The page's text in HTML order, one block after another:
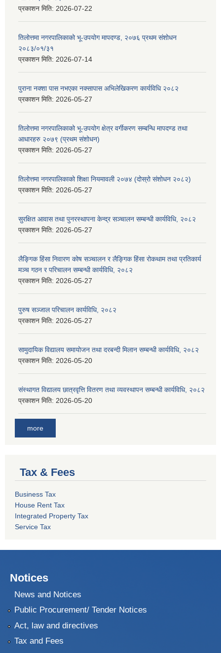
प्रकाशन मिति: 2026-07-22
तिलोत्तमा नगरपालिकाको भू-उपयोग मापदण्ड, २०७६ प्रथम संशोधन
२०८३/०१/३१
प्रकाशन मिति: 2026-07-14
पुराना नक्शा पास नभएका नक्सापास अभिलेखिकरण कार्यविधि २०८२
प्रकाशन मिति: 2026-05-27
तिलोत्तमा नगरपालिकाको भू-उपयोग क्षेत्र वर्गीकरण सम्बन्धि मापदण्ड तथा
आधारहरु २०७९ (प्रथम संशोधन)
प्रकाशन मिति: 2026-05-27
तिलोत्तमा नगरपालिकाको शिक्षा नियमावली २०७४ (दोस्रो संशोधन २०८२)
प्रकाशन मिति: 2026-05-27
सुरक्षित आवास तथा पुनरस्थापना केन्द्र सञ्चालन सम्बन्धी कार्यविधि, २०८२
प्रकाशन मिति: 2026-05-27
लैङ्गिक हिंसा निवारण कोष सञ्चालन र लैङ्गिक हिंसा रोकथाम तथा प्रतिकार्य
मञ्च गठन र परिचालन सम्बन्धी कार्यविधि, २०८२
प्रकाशन मिति: 2026-05-27
पुरुष सञ्जाल परिचालन कार्यविधि, २०८२
प्रकाशन मिति: 2026-05-27
सामुदायिक विद्यालय समायोजन तथा दरबन्दी मिलान सम्बन्धी कार्यविधि, २०८२
प्रकाशन मिति: 2026-05-20
संस्थागत विद्यालय छात्रवृत्ति वितरण तथा व्यवस्थापन सम्बन्धी कार्यविधि, २०८२
प्रकाशन मिति: 2026-05-20
more
Tax & Fees
Business Tax
House Rent Tax
Integrated Property Tax
Service Tax
Notices
News and Notices
Public Procurement/ Tender Notices
Act, law and directives
Tax and Fees